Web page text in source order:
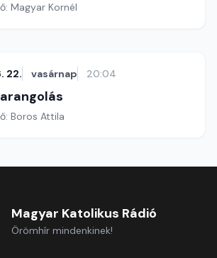
Magyar Kornél
22. vasárnap 20:04
Boros Attila
Magyar Katolikus Rádió
Örömhír mindenkinek!